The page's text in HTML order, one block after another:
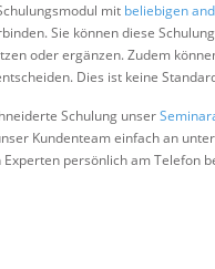
mit beliebigen
Sie können diese Schulung
oder ergänzen. Zudem
Dies ist keine
Schulung unser
Kundenteam einfach an unter
persönlich am Telefon